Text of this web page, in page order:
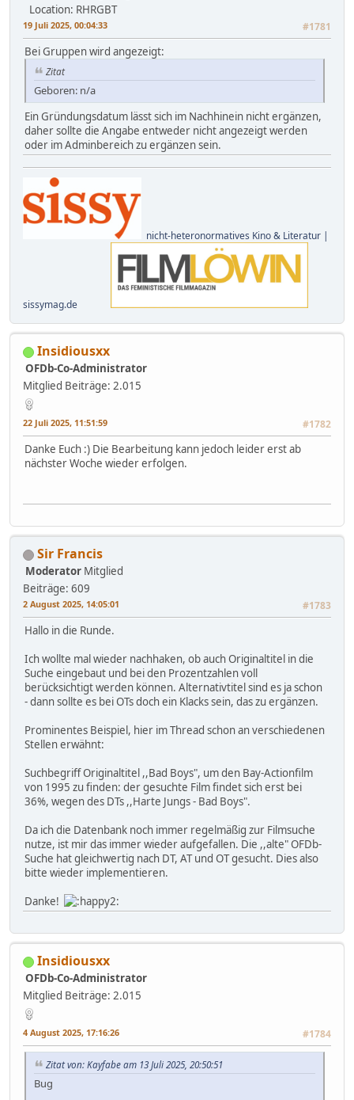
Location: RHRGBT
19 Juli 2025, 00:04:33 #1781
Bei Gruppen wird angezeigt:
Zitat
Geboren: n/a
Ein Gründungsdatum lässt sich im Nachhinein nicht ergänzen,
daher sollte die Angabe entweder nicht angezeigt werden
oder im Adminbereich zu ergänzen sein.
nicht-heteronormatives Kino & Literatur |
sissymag.de
Insidiousxx
OFDb-Co-Administrator
Mitglied Beiträge: 2.015
22 Juli 2025, 11:51:59 #1782
Danke Euch :) Die Bearbeitung kann jedoch leider erst ab
nächster Woche wieder erfolgen.
Sir Francis
Moderator Mitglied
Beiträge: 609
2 August 2025, 14:05:01 #1783
Hallo in die Runde.
Ich wollte mal wieder nachhaken, ob auch Originaltitel in die
Suche eingebaut und bei den Prozentzahlen voll
berücksichtigt werden können. Alternativtitel sind es ja schon
- dann sollte es bei OTs doch ein Klacks sein, das zu ergänzen.
Prominentes Beispiel, hier im Thread schon an verschiedenen
Stellen erwähnt:
Suchbegriff Originaltitel ,,Bad Boys", um den Bay-Actionfilm
von 1995 zu finden: der gesuchte Film findet sich erst bei
36%, wegen des DTs ,,Harte Jungs - Bad Boys".
Da ich die Datenbank noch immer regelmäßig zur Filmsuche
nutze, ist mir das immer wieder aufgefallen. Die ,,alte" OFDb-
Suche hat gleichwertig nach DT, AT und OT gesucht. Dies also
bitte wieder implementieren.
Danke!
Insidiousxx
OFDb-Co-Administrator
Mitglied Beiträge: 2.015
4 August 2025, 17:16:26 #1784
Zitat von: Kayfabe am 13 Juli 2025, 20:50:51
Bug